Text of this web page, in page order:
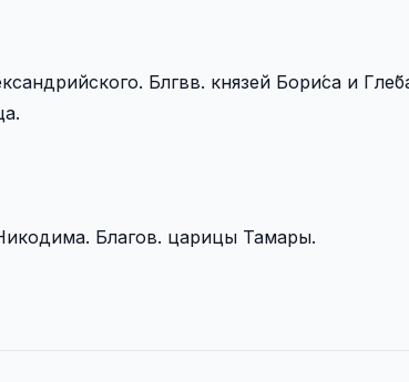
Блгвв. князей Бори́са и
Благов. царицы Тамары.